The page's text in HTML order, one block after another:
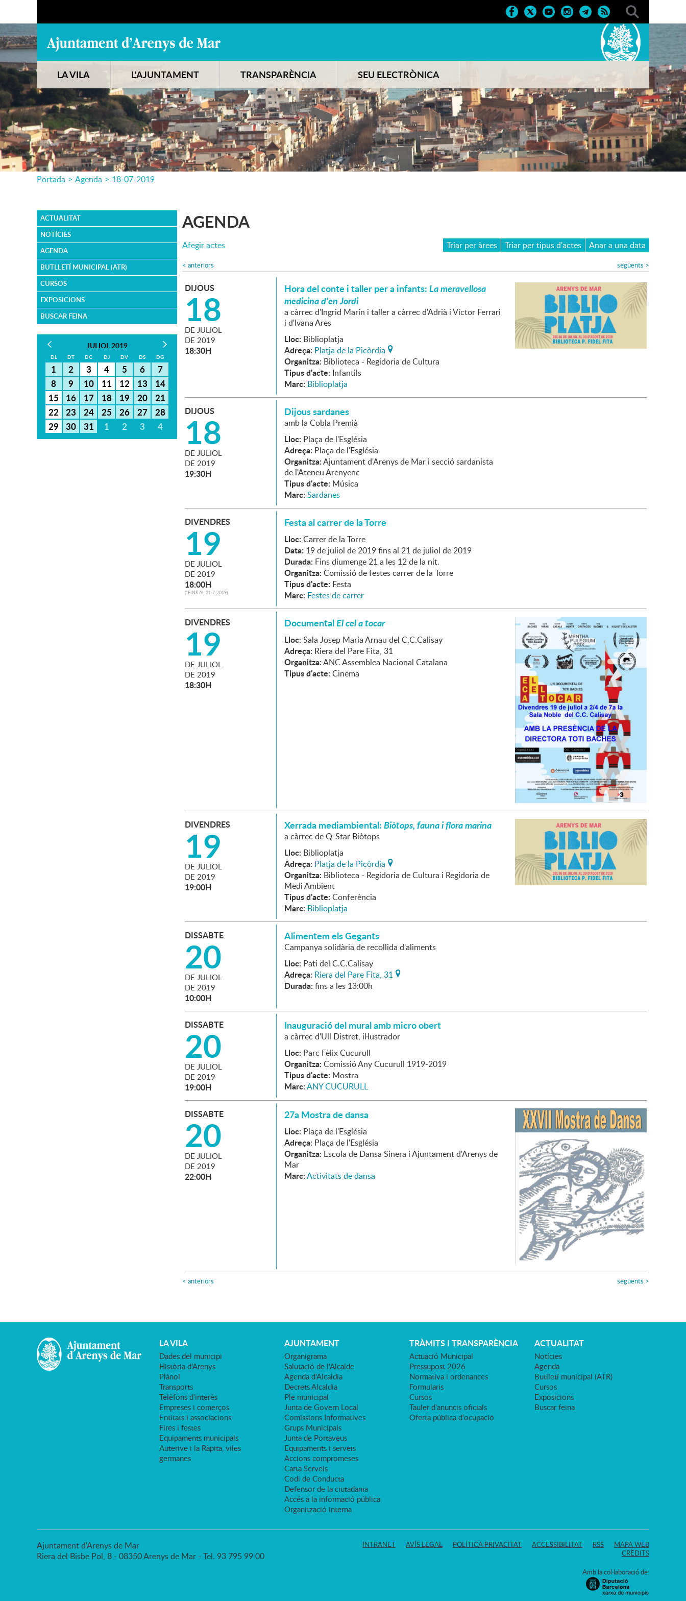
LA VILA L'AJUNTAMENT TRANSPARÈNCIA SEU ELECTRÒNICA
Portada > Agenda > 18-07-2019
ACTUALITAT
NOTÍCIES
AGENDA
BUTLLETÍ MUNICIPAL (ATR)
CURSOS
EXPOSICIONS
BUSCAR FEINA
JULIOL 2019
DL DT DC DJ DV DS DG
1 2 3 4 5 6
7
8
9 10 11 12 13
14
15
16 17 18 19 20
21
22
23 24 25 26 27
28
29
30 31 1 2 3 4
AGENDA
Afegir actes Triar per àrees Triar per tipus d'actes Anar a una data
< anteriors següents >
DIJOUS
18
DE JULIOL
DE 2019
18:30H
Hora del conte i taller per a infants:La meravellosa
medicina d'en Jordi
a càrrec d'Ingrid Marín i taller a càrrec d'Adrià i Víctor Ferrari
i d'Ivana Ares
Lloc: Biblioplatja
Adreça: Platja de la Picòrdia
Organitza: Biblioteca - Regidoria de Cultura
Tipus d'acte: Infantils
Marc: Biblioplatja
DIJOUS
18
DE JULIOL
DE 2019
19:30H
Dijous sardanes
amb la Cobla Premià
Lloc: Plaça de l'Església
Adreça: Plaça de l'Església
Organitza:Ajuntament d'Arenys de Mar i secció sardanista
de l'Ateneu Arenyenc
Tipus d'acte: Música
Marc: Sardanes
DIVENDRES
19
DE JULIOL
DE 2019
18:00H
(*FINS AL 21-7-2019)
Festa al carrer de la Torre
Lloc: Carrer de la Torre
Data: 19de juliol de2019fins al 21de juliol de2019
Durada: Fins diumenge 21 a les 12 de la nit.
Organitza: Comissió de festes carrer de la Torre
Tipus d'acte: Festa
Marc: Festes de carrer
DIVENDRES
19
DE JULIOL
DE 2019
18:30H
DocumentalEl cel a tocar
Lloc: Sala Josep Maria Arnau del C.C.Calisay
Adreça: Riera del Pare Fita, 31
Organitza:ANC Assemblea Nacional Catalana
Tipus d'acte: Cinema
DIVENDRES
19
DE JULIOL
DE 2019
19:00H
Xerrada mediambiental:Biòtops, fauna i flora marina
a càrrec de Q-Star Biòtops
Lloc: Biblioplatja
Adreça: Platja de la Picòrdia
Organitza: Biblioteca - Regidoria de Cultura i Regidoria de
Medi Ambient
Tipus d'acte: Conferència
Marc: Biblioplatja
DISSABTE
20
DE JULIOL
DE 2019
10:00H
Alimentem els Gegants
Campanya solidària de recollida d'aliments
Lloc: Pati del C.C.Calisay
Adreça: Riera del Pare Fita, 31
Durada: fins a les 13:00h
DISSABTE
20
DE JULIOL
DE 2019
19:00H
Inauguració del mural amb micro obert
a càrrec d'Ull Distret, il·lustrador
Lloc: Parc Fèlix Cucurull
Organitza: Comissió Any Cucurull 1919-2019
Tipus d'acte: Mostra
Marc:ANY CUCURULL
DISSABTE
20
DE JULIOL
DE 2019
22:00H
27a Mostra de dansa
Lloc: Plaça de l'Església
Adreça: Plaça de l'Església
Organitza: Escola de Dansa Sinera i Ajuntament d'Arenys de
Mar
Marc:Activitats de dansa
< anteriors següents >
LA VILA
Dades del municipi
Història d'Arenys
Plànol
Transports
Telèfons d'interès
Empreses i comerços
Entitats i associacions
Fires i festes
Equipaments municipals
Auterive i la Ràpita, viles
germanes
AJUNTAMENT
Organigrama
Salutació de l'Alcalde
Agenda d'Alcaldia
Decrets Alcaldia
Ple municipal
Junta de Govern Local
Comissions Informatives
Grups Municipals
Junta de Portaveus
Equipaments i serveis
Accions compromeses
Carta Serveis
Codi de Conducta
Defensor de la ciutadania
Accés a la informació pública
Organització interna
TRÀMITS I TRANSPARÈNCIA
Actuació Municipal
Pressupost 2026
Normativa i ordenances
Formularis
Cursos
Tauler d'anuncis oficials
Oferta pública d'ocupació
ACTUALITAT
Notícies
Agenda
Butlletí municipal (ATR)
Cursos
Exposicions
Buscar feina
Ajuntament d'Arenys de Mar
Riera del Bisbe Pol, 8 - 08350 Arenys de Mar - Tel. 93 795 99 00
INTRANET AVÍS LEGAL POLÍTICA PRIVACITAT ACCESSIBILITAT RSS
MAPA WEB
CRÈDITS
Amb la col·laboració de: